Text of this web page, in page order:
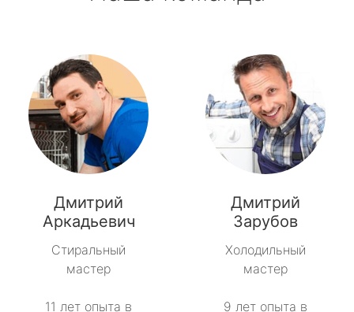
Дмитрий
Аркадьевич
Стиральный
мастер
11 лет опыта в
Дмитрий
Зарубов
Холодильный
мастер
9 лет опыта в